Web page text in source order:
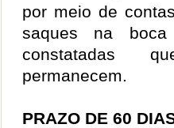
por meio de
saques na
constatadas
permanecem.
PRAZO DE 60